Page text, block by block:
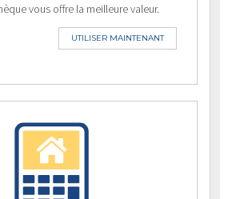
vous offre la meilleure valeur.
UTILISER MAINTENANT